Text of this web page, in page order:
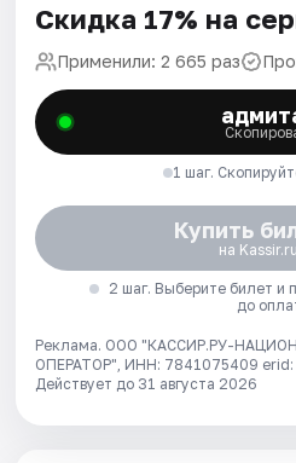
Скидка 17% на
Применили: 2 665 раз
1 шаг.
Купить
на Kassir.ru
2 шаг. Выберите билет и
до
Реклама. ООО "КАССИР.РУ-
ОПЕРАТОР", ИНН: 7841075409 erid:
Действует до 31 августа 2026